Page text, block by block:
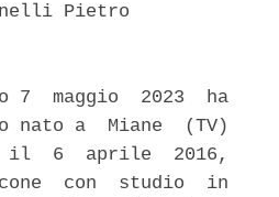
Pietro
7  maggio  2023  ha
a  Miane  (TV)
il  6  aprile  2016,
con  studio  in